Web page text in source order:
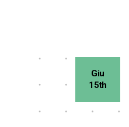
Giu
15th